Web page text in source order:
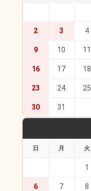
2 3 4
9 10 11
16 17 18
23 24 25
30 31
日 月 火
1
6 7 8